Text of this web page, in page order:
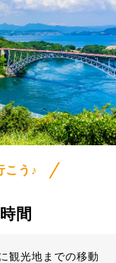
こう♪
間
観光地までの移動